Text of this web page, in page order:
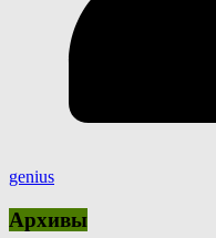
genius
Архивы